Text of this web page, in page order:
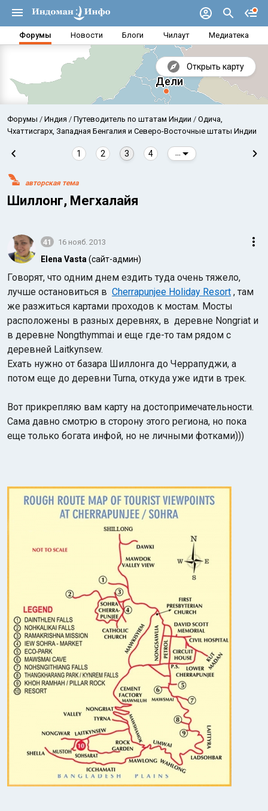
Форумы Новости Блоги Чилаут Медиатека
Открыть карту
Аравийское море
Индийский океан
Форумы Индия Путеводитель по штатам Индии
Одича,
Чхаттисгарх, Западная Бенгалия и Северо-Восточные штаты Индии
1 2 3 4
авторская тема
Шиллонг, Мегхалайя
41 16 нояб. 2013
Elena Vasta (сайт-админ)
Говорят, что одним днем ездить туда очень тяжело,
лучше остановиться в Cherrapunjee Holiday Resort , там
же разжиться картами проходов к мостам. Мосты
расположены в разных деревнях, в деревне Nongriat и
в деревне Nongthymmai и еще где-то там рядом с
деревней Laitkynsew.
Ехать нужно от базара Шиллонга до Черрапуджи, а
потом еще до деревни Turna, откуда уже идти в трек.
Вот прикрепляю вам карту на достопримечательности.
Сама давно смотрю в сторону этого региона, но пока
еще только богата инфой, но не личными фотками)))